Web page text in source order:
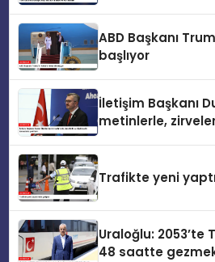
ABD Başkanı
başlıyor
İletişim Başkanı
metinlerle,
Trafikte yeni
Uraloğlu: 2053’te
48 saatte